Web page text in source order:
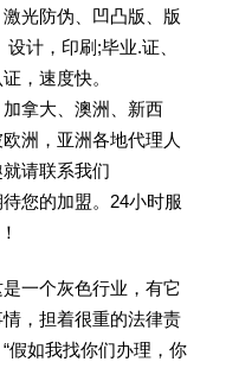
光防伪、凹凸版、版
计，印刷;毕业.证、
，速度快。
拿大、澳洲、新西
洲，亚洲各地代理人
请联系我们
您的加盟。24小时服
一个灰色行业，有它
，担着很重的法律责
假如我找你们办理，你